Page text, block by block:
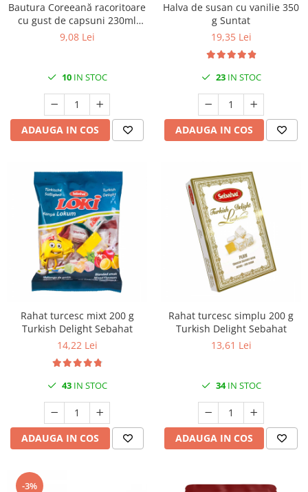
Bautura Coreeană racoritoare
cu gust de capsuni 230ml
Cantabile
9,08 Lei
10IN STOC
ADAUGA IN COS
Halva de susan cu vanilie 350
g Suntat
19,35 Lei
23IN STOC
ADAUGA IN COS
Rahat turcesc mixt 200 g
Turkish Delight Sebahat
14,22 Lei
43IN STOC
ADAUGA IN COS
Rahat turcesc simplu 200 g
Turkish Delight Sebahat
13,61 Lei
34IN STOC
ADAUGA IN COS
-3%